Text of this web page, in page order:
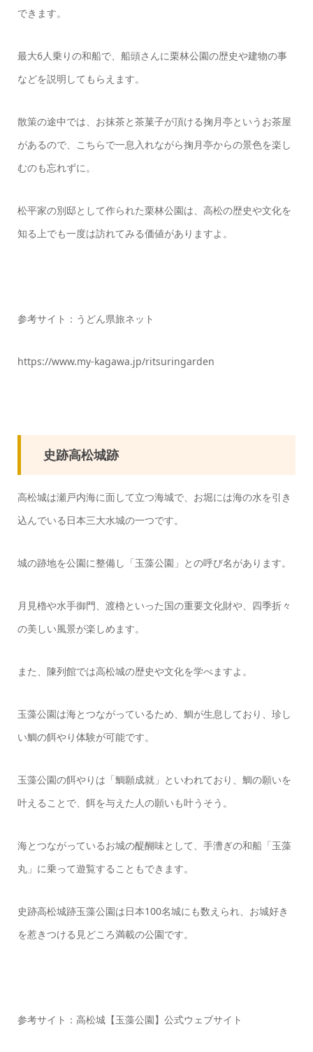
できます。
最大6人乗りの和船で、船頭さんに栗林公園の歴史や建物の事
などを説明してもらえます。
散策の途中では、お抹茶と茶菓子が頂ける掬月亭というお茶屋
があるので、こちらで一息入れながら掬月亭からの景色を楽し
むのも忘れずに。
松平家の別邸として作られた栗林公園は、高松の歴史や文化を
知る上でも一度は訪れてみる価値がありますよ。
参考サイト：うどん県旅ネット
https://www.my-kagawa.jp/ritsuringarden
史跡高松城跡
高松城は瀬戸内海に面して立つ海城で、お堀には海の水を引き
込んでいる日本三大水城の一つです。
城の跡地を公園に整備し「玉藻公園」との呼び名があります。
月見櫓や水手御門、渡櫓といった国の重要文化財や、四季折々
の美しい風景が楽しめます。
また、陳列館では高松城の歴史や文化を学べますよ。
玉藻公園は海とつながっているため、鯛が生息しており、珍し
い鯛の餌やり体験が可能です。
玉藻公園の餌やりは「鯛願成就」といわれており、鯛の願いを
叶えることで、餌を与えた人の願いも叶うそう。
海とつながっているお城の醍醐味として、手漕ぎの和船「玉藻
丸」に乗って遊覧することもできます。
史跡高松城跡玉藻公園は日本100名城にも数えられ、お城好き
を惹きつける見どころ満載の公園です。
参考サイト：高松城【玉藻公園】公式ウェブサイト